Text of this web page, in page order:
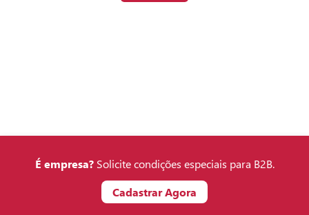
É empresa?Solicite condições especiais para B2B.
Cadastrar Agora